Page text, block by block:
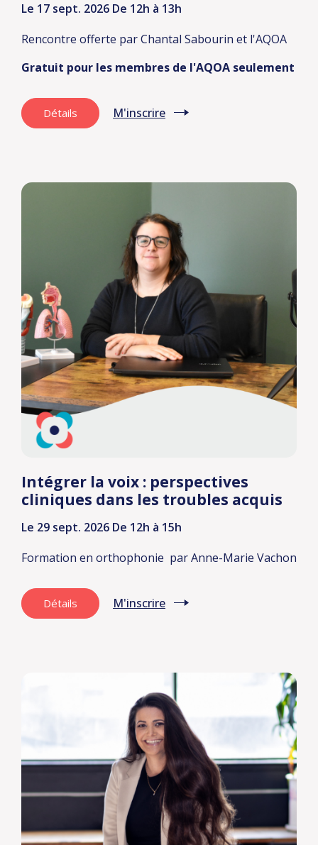
Le 17 sept. 2026 De 12h à 13h
Rencontre offerte par Chantal Sabourin et l'AQOA
Gratuit pour les membres de l'AQOA seulement
Détails M'inscrire
Intégrer la voix : perspectives
cliniques dans les troubles acquis
Le 29 sept. 2026 De 12h à 15h
Formation en orthophonie par Anne-Marie Vachon
Détails M'inscrire